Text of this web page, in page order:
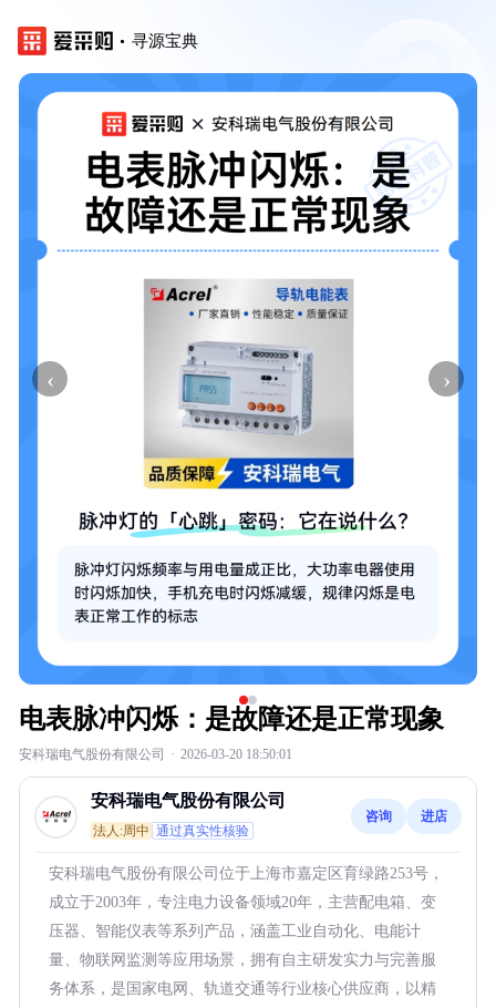
寻源宝典
‹ ›
电表脉冲闪烁：是故障还是正常现象
安科瑞电气股份有限公司 · 2026-03-20 18:50:01
安科瑞电气股份有限公司
法人:周中 通过真实性核验
咨询 进店
安科瑞电气股份有限公司位于上海市嘉定区育绿路253号，
成立于2003年，专注电力设备领域20年，主营配电箱、变
压器、智能仪表等系列产品，涵盖工业自动化、电能计
量、物联网监测等应用场景，拥有自主研发实力与完善服
务体系，是国家电网、轨道交通等行业核心供应商，以精